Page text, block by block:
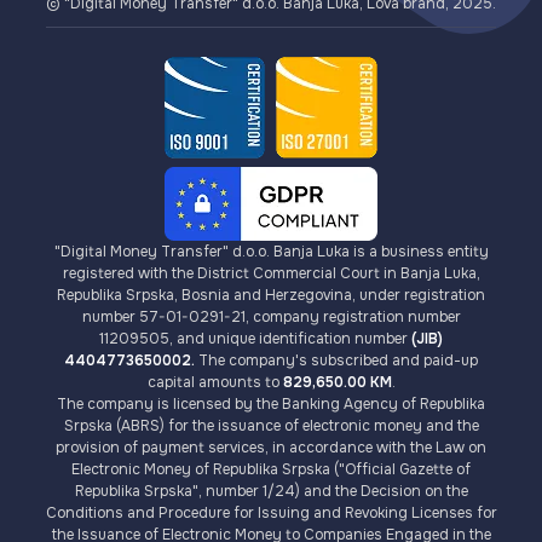
© "Digital Money Transfer" d.o.o. Banja Luka, Lova brand, 2025.
"Digital Money Transfer" d.o.o. Banja Luka is a business entity
registered with the District Commercial Court in Banja Luka,
Republika Srpska, Bosnia and Herzegovina, under registration
number 57-01-0291-21, company registration number
11209505, and unique identification number(JIB)
4404773650002. The company's subscribed and paid-up
capital amounts to829,650.00 KM.
The company is licensed by the Banking Agency of Republika
Srpska (ABRS) for the issuance of electronic money and the
provision of payment services, in accordance with the Law on
Electronic Money of Republika Srpska ("Official Gazette of
Republika Srpska", number 1/24) and the Decision on the
Conditions and Procedure for Issuing and Revoking Licenses for
the Issuance of Electronic Money to Companies Engaged in the